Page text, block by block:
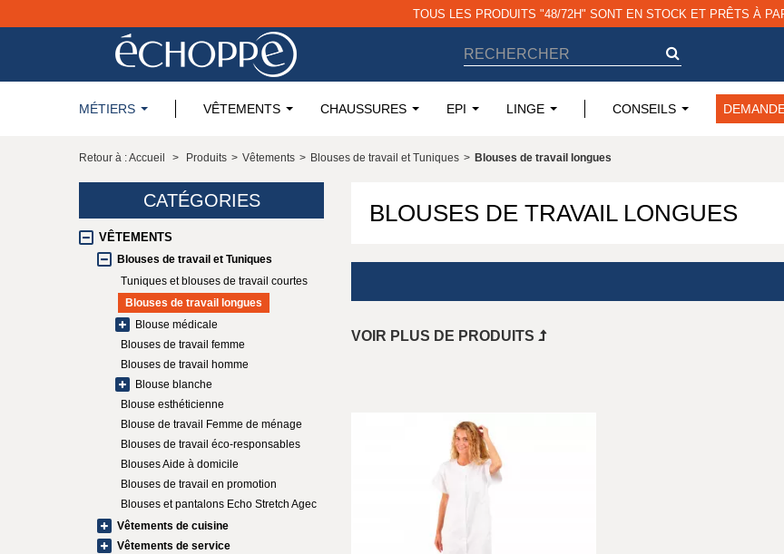
TOUS LES PRODUITS "48/72H" SONT EN STOCK ET PRÊTS À
MÉTIERS VÊTEMENTS CHAUSSURES EPI LINGE CONSEILS
Retour à : Accueil > Produits > Vêtements > Blouses de travail et Tuniques > Blouses de travail longues
CATÉGORIES
VÊTEMENTS
Blouses de travail et Tuniques
Tuniques et blouses de travail courtes
Blouses de travail longues
Blouse médicale
Blouses de travail femme
Blouses de travail homme
Blouse blanche
Blouse esthéticienne
Blouse de travail Femme de ménage
Blouses de travail éco-responsables
Blouses Aide à domicile
Blouses de travail en promotion
Blouses et pantalons Echo Stretch Agec
Vêtements de cuisine
Vêtements de service
BLOUSES DE TRAVAIL LONGUES
VOIR PLUS DE PRODUITS